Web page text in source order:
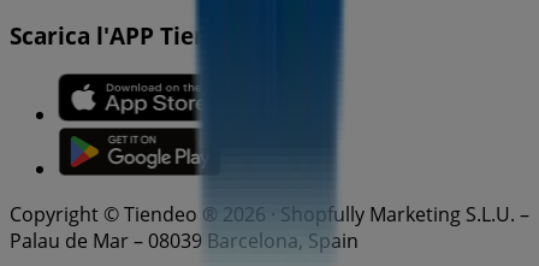
Scarica l'APP Tiendeo
Copyright © Tiendeo ® 2026 · Shopfully Marketing S.L.U. –
Palau de Mar – 08039 Barcelona, Spain